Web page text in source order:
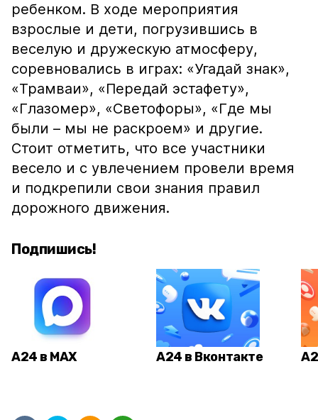
ребенком. В ходе мероприятия
взрослые и дети, погрузившись в
веселую и дружескую атмосферу,
соревновались в играх: «Угадай знак»,
«Трамваи», «Передай эстафету»,
«Глазомер», «Светофоры», «Где мы
были – мы не раскроем» и другие.
Стоит отметить, что все участники
весело и с увлечением провели время
и подкрепили свои знания правил
дорожного движения.
Подпишись!
А24 в MAX А24 в Вконтакте